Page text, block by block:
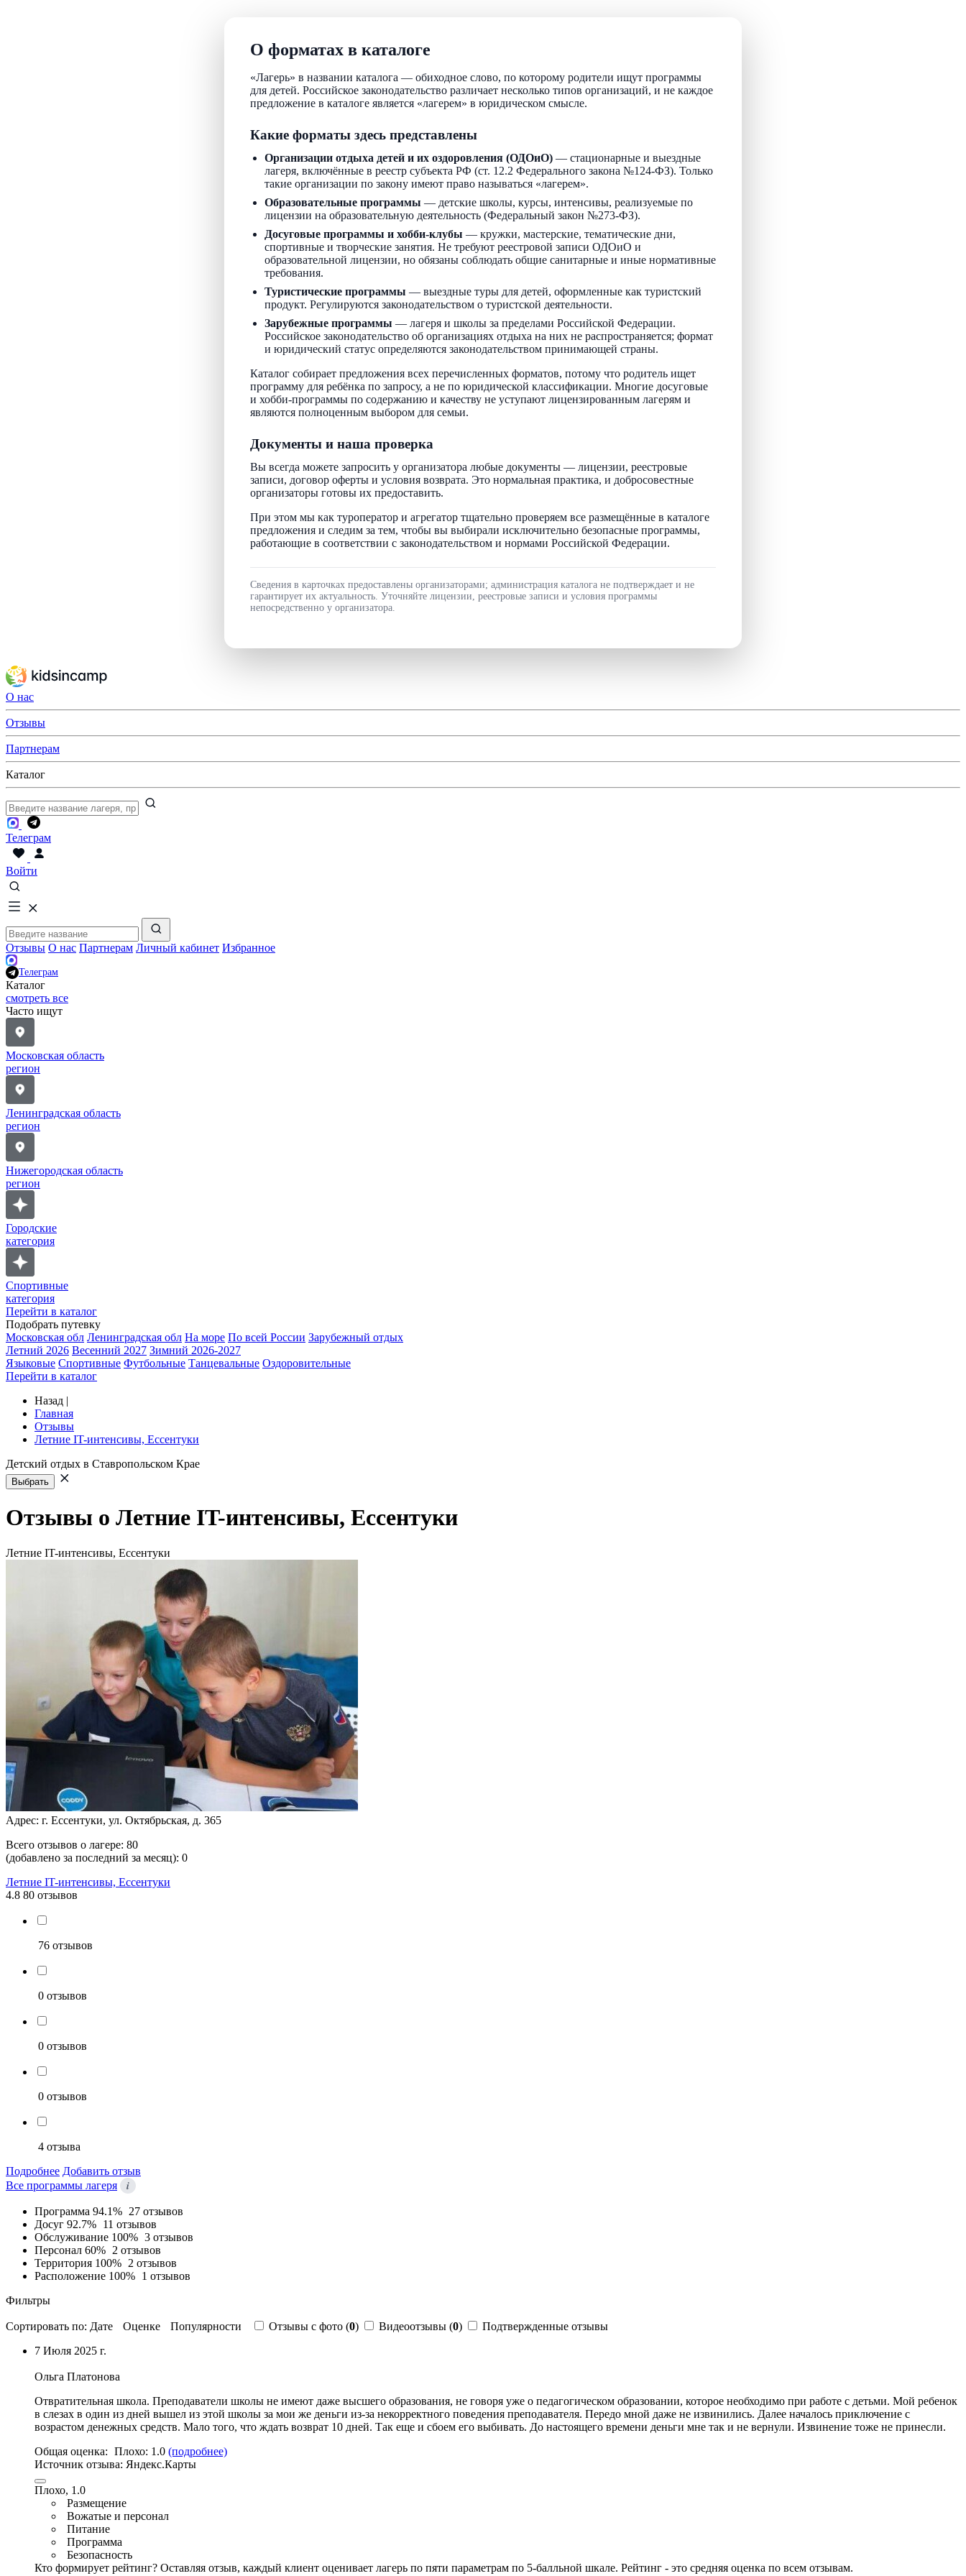
О форматах в каталоге
«Лагерь» в названии каталога — обиходное слово, по которому родители ищут программы
для детей. Российское законодательство различает несколько типов организаций, и не каждое
предложение в каталоге является «лагерем» в юридическом смысле.
Какие форматы здесь представлены
Организации отдыха детей и их оздоровления (ОДОиО) — стационарные и выездные
лагеря, включённые в реестр субъекта РФ (ст. 12.2 Федерального закона №124-ФЗ). Только
такие организации по закону имеют право называться «лагерем».
Образовательные программы — детские школы, курсы, интенсивы, реализуемые по
лицензии на образовательную деятельность (Федеральный закон №273-ФЗ).
Досуговые программы и хобби-клубы — кружки, мастерские, тематические дни,
спортивные и творческие занятия. Не требуют реестровой записи ОДОиО и
образовательной лицензии, но обязаны соблюдать общие санитарные и иные нормативные
требования.
Туристические программы — выездные туры для детей, оформленные как туристский
продукт. Регулируются законодательством о туристской деятельности.
Зарубежные программы — лагеря и школы за пределами Российской Федерации.
Российское законодательство об организациях отдыха на них не распространяется; формат
и юридический статус определяются законодательством принимающей страны.
Каталог собирает предложения всех перечисленных форматов, потому что родитель ищет
программу для ребёнка по запросу, а не по юридической классификации. Многие досуговые
и хобби-программы по содержанию и качеству не уступают лицензированным лагерям и
являются полноценным выбором для семьи.
Документы и наша проверка
Вы всегда можете запросить у организатора любые документы — лицензии, реестровые
записи, договор оферты и условия возврата. Это нормальная практика, и добросовестные
организаторы готовы их предоставить.
При этом мы как туроператор и агрегатор тщательно проверяем все размещённые в каталоге
предложения и следим за тем, чтобы вы выбирали исключительно безопасные программы,
работающие в соответствии с законодательством и нормами Российской Федерации.
Сведения в карточках предоставлены организаторами; администрация каталога не подтверждает и не
гарантирует их актуальность. Уточняйте лицензии, реестровые записи и условия программы
непосредственно у организатора.
О нас
Отзывы
Партнерам
Каталог
Телеграм
Войти
Отзывы О нас Партнерам Личный кабинет Избранное
Телеграм
Каталог
смотреть все
Часто ищут
Московская область
регион
Ленинградская область
регион
Нижегородская область
регион
Городские
категория
Спортивные
категория
Перейти в каталог
Подобрать путевку
Московская обл Ленинградская обл На море По всей России Зарубежный отдых
Летний 2026 Весенний 2027 Зимний 2026-2027
Языковые Спортивные Футбольные Танцевальные Оздоровительные
Перейти в каталог
Назад |
Главная
Отзывы
Летние IT-интенсивы, Ессентуки
Детский отдых в Ставропольском Крае
Выбрать
Отзывы о Летние IT-интенсивы, Ессентуки
Летние IT-интенсивы, Ессентуки
Адрес: г. Ессентуки, ул. Октябрьская, д. 365
Всего отзывов о лагере: 80
(добавлено за последний за месяц): 0
Летние IT-интенсивы, Ессентуки
4.8 80 отзывов
76 отзывов
0 отзывов
0 отзывов
0 отзывов
4 отзыва
Подробнее Добавить отзыв
Все программы лагеря
i
Программа 94.1% 27 отзывов
Досуг 92.7% 11 отзывов
Обслуживание 100% 3 отзывов
Персонал 60% 2 отзывов
Территория 100% 2 отзывов
Расположение 100% 1 отзывов
Фильтры
Сортировать по: Дате Оценке Популярности Отзывы c фото (0) Видеоотзывы (0)
Подтвержденные отзывы
7 Июля 2025 г.
Ольга Платонова
Отвратительная школа. Преподаватели школы не имеют даже высшего образования, не говоря уже о педагогическом образовании, которое необходимо при работе с детьми. Мой ребенок
в слезах в один из дней вышел из этой школы за мои же деньги из-за некорректного поведения преподавателя. Передо мной даже не извинились. Далее началось приключение с
возрастом денежных средств. Мало того, что ждать возврат 10 дней. Так еще и сбоем его выбивать. До настоящего времени деньги мне так и не вернули. Извинение тоже не принесли.
Общая оценка: Плохо: 1.0 (подробнее)
Источник отзыва: Яндекс.Карты
Плохо, 1.0
Размещение
Вожатые и персонал
Питание
Программа
Безопасность
Кто формирует рейтинг? Оставляя отзыв, каждый клиент оценивает лагерь по пяти параметрам по 5-балльной шкале. Рейтинг - это средняя оценка по всем отзывам.